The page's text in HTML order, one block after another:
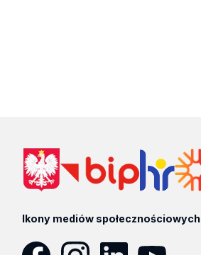
Ikony mediów społecznościowych